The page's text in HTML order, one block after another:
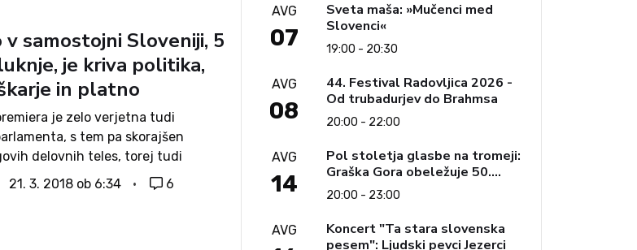
v samostojni Sloveniji, 5
je kriva politika,
in platno
je zelo verjetna tudi
s tem pa skorajšen
delovnih teles, torej tudi
teh je - kar je konec koncev tudi
21. 3. 2018 ob 6:34 6
AVG
07
Sveta maša: »Mučenci med
Slovenci«
19:00 - 20:30
AVG
08
44. Festival Radovljica 2026 -
Od trubadurjev do Brahmsa
20:00 - 22:00
AVG
14
Pol stoletja glasbe na tromeji:
Graška Gora obeležuje 50.
jubilejni festival narodno-
zabavne glasbe
20:00 - 23:00
AVG
Koncert "Ta stara slovenska
pesem": Ljudski pevci Jezerci